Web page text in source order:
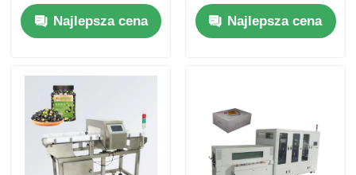
zabawek
Najlepsza cena
do przekąsek, małych
przedmiotów i tworzyw
sztucznych
Najlepsza cena